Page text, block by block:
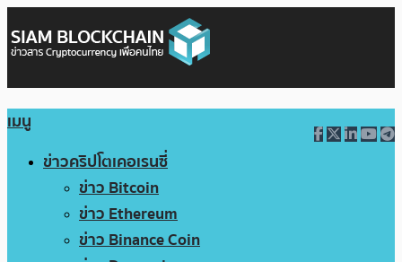
เมนู
ข่าวคริปโตเคอเรนซี่
ข่าว Bitcoin
ข่าว Ethereum
ข่าว Binance Coin